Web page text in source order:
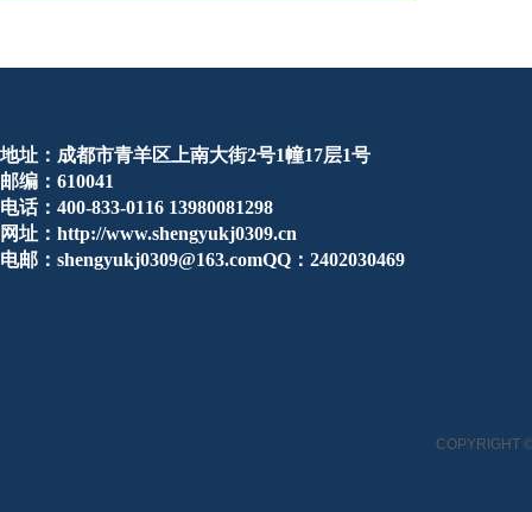
地址：成都市青羊区上南大街2号1幢17层1号
邮编：610041
电话：400-833-0116 13980081298
网址：http://www.shengyukj0309.cn
电邮：shengyukj0309@163.comQQ：2402030469
COPYRIGHT